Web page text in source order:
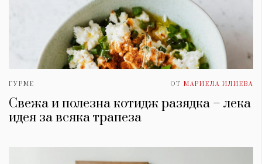
ГУРМЕ ОТ МАРИЕЛА ИЛИЕВА
Свежа и полезна котидж разядка – лека
идея за всяка трапеза